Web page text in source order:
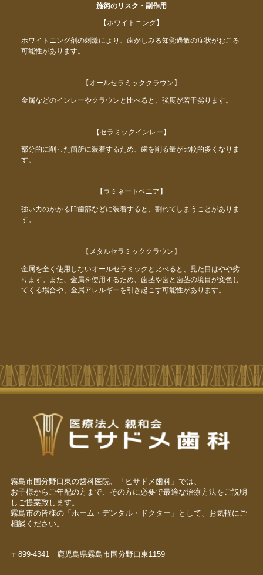
施術のリスク・副作用
【ホワイトニング】
ホワイトニング剤の刺激により、歯がしみる知覚過敏の症状がおこる
可能性があります。
【オールセラミッククラウン】
金属などのインレーやクラウンと比べると、強度が若干劣ります。
【セラミックインレー】
部分的に削った箇所に装着するため、歯を削る量が比較的多くなりま
す。
【ラミネートベニア】
強い力のかかる臼歯部などに装着すると、割れてしまうことがありま
す。
【メタルセラミッククラウン】
金属を全く使用しないオールセラミックと比べると、見た目はやや劣
ります。また、金属を使用するため、歯茎や歯と歯茎の境目が変色し
てくる場合や、金属アレルギーを引き起こす可能性があります。
霧島市国分野口東の歯科医院、「ヒサドメ歯科」では、
お子様からご年配の方まで、その方に必要で最適な治療方法をご説明
しご提案致します。
霧島市の皆様の「ホーム・デンタル・ドクター」として、お気軽にご
相談ください。
〒899-4341 鹿児島県霧島市国分野口東1159